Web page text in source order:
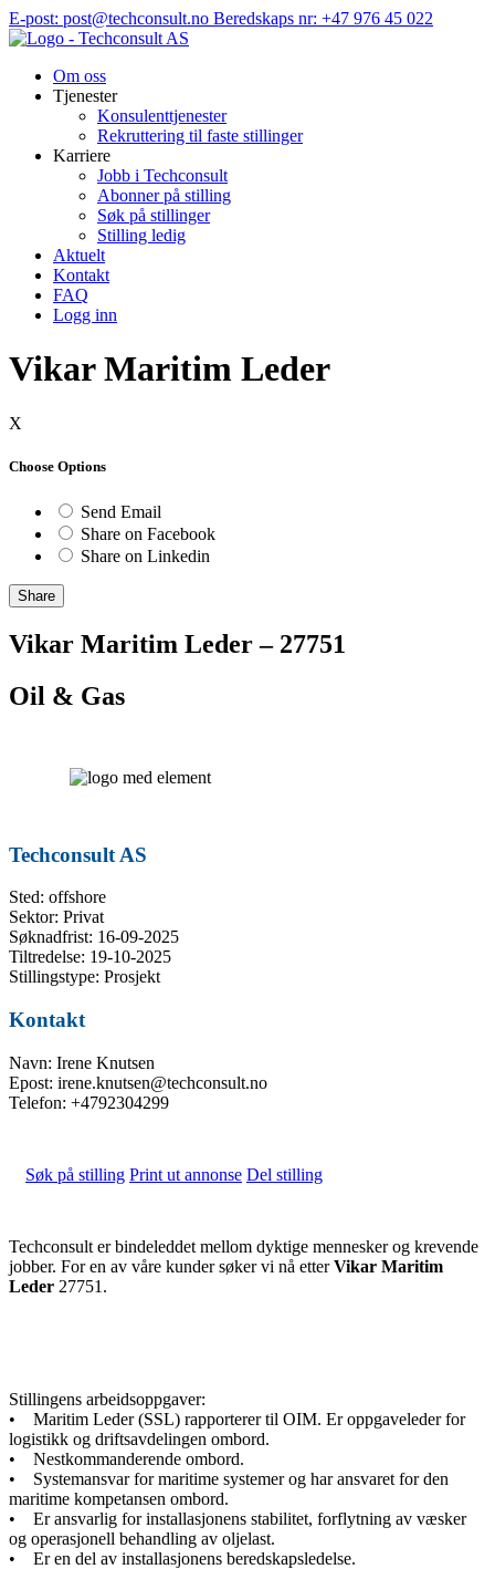
Hopp
til
E-post: post@techconsult.no Beredskaps nr: +47 976 45 022
Om oss
Tjenester
Konsulenttjenester
Rekruttering til faste stillinger
Karriere
Jobb i Techconsult
Abonner på stilling
Søk på stillinger
Stilling ledig
Aktuelt
Kontakt
FAQ
Logg inn
Vikar Maritim Leder
X
Choose Options
Send Email
Share on Facebook
Share on Linkedin
Share
Vikar Maritim Leder – 27751
Oil & Gas
Techconsult AS
Sted: offshore
Sektor: Privat
Søknadfrist: 16-09-2025
Tiltredelse: 19-10-2025
Stillingstype: Prosjekt
Kontakt
Navn: Irene Knutsen
Epost: irene.knutsen@techconsult.no
Telefon: +4792304299
Søk på stilling Print ut annonse Del stilling
Techconsult er bindeleddet mellom dyktige mennesker og krevende
jobber. For en av våre kunder søker vi nå etterVikar Maritim
Leder 27751.
Stillingens arbeidsoppgaver:
• Maritim Leder (SSL) rapporterer til OIM. Er oppgaveleder for
logistikk og driftsavdelingen ombord.
• Nestkommanderende ombord.
• Systemansvar for maritime systemer og har ansvaret for den
maritime kompetansen ombord.
• Er ansvarlig for installasjonens stabilitet, forflytning av væsker
og operasjonell behandling av oljelast.
• Er en del av installasjonens beredskapsledelse.